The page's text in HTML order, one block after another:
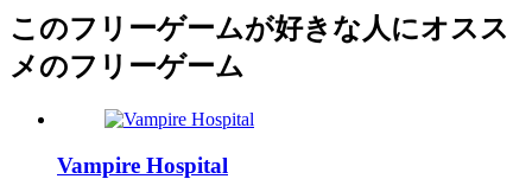
このフリーゲームが好きな人にオスス
メのフリーゲーム
Vampire Hospital